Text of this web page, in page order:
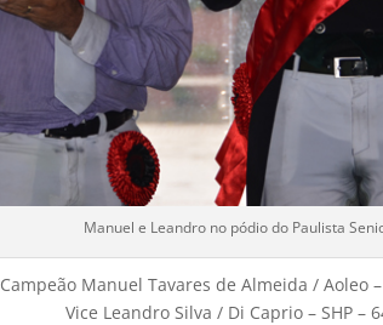
Manuel e Leandro no pódio do Paulista
Campeão Manuel Tavares de Almeida / Aoleo –
Vice Leandro Silva / Di Caprio – SHP –